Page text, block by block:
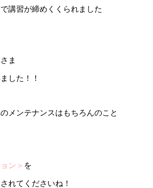
講習が締めくくられました
ま
した！！
メンテナンスはもちろんのこと
ン＞ を
れてくださいね！